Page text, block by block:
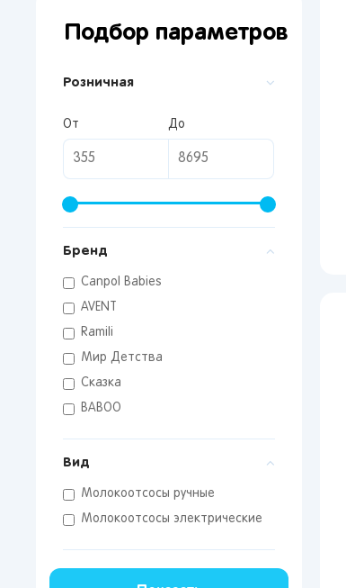
Подбор параметров
Розничная
От До
Бренд
Canpol Babies
AVENT
Ramili
Мир Детства
Сказка
BABOO
Вид
Молокоотсосы ручные
Молокоотсосы электрические